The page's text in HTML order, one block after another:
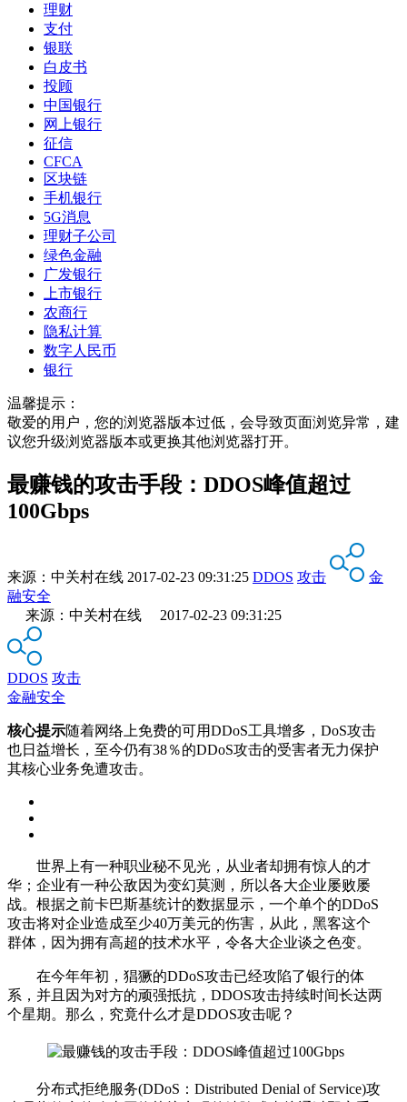
理财
支付
银联
白皮书
投顾
中国银行
网上银行
征信
CFCA
区块链
手机银行
5G消息
理财子公司
绿色金融
广发银行
上市银行
农商行
隐私计算
数字人民币
银行
温馨提示：
敬爱的用户，您的浏览器版本过低，会导致页面浏览异常，建
议您升级浏览器版本或更换其他浏览器打开。
最赚钱的攻击手段：DDOS峰值超过
100Gbps
来源： 中关村在线 2017-02-23 09:31:25 DDOS 攻击
金
融安全
来源：中关村在线 2017-02-23 09:31:25
DDOS 攻击
金融安全
核心提示随着网络上免费的可用DDoS工具增多，DoS攻击
也日益增长，至今仍有38％的DDoS攻击的受害者无力保护
其核心业务免遭攻击。
世界上有一种职业秘不见光，从业者却拥有惊人的才
华；企业有一种公敌因为变幻莫测，所以各大企业屡败屡
战。根据之前卡巴斯基统计的数据显示，一个单个的DDoS
攻击将对企业造成至少40万美元的伤害，从此，黑客这个
群体，因为拥有高超的技术水平，令各大企业谈之色变。
在今年年初，猖獗的DDoS攻击已经攻陷了银行的体
系，并且因为对方的顽强抵抗，DDOS攻击持续时间长达两
个星期。那么，究竟什么才是DDOS攻击呢？
分布式拒绝服务(DDoS：Distributed Denial of Service)攻